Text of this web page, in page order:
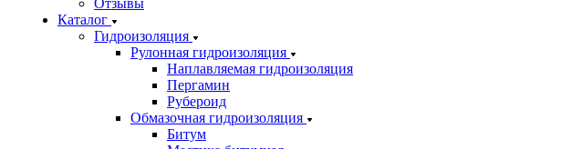
Отзывы
Каталог
Гидроизоляция
Рулонная гидроизоляция
Наплавляемая гидроизоляция
Пергамин
Рубероид
Обмазочная гидроизоляция
Битум